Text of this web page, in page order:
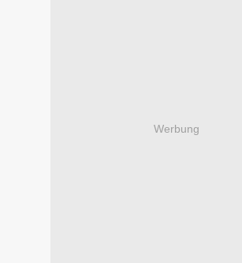
Werbung